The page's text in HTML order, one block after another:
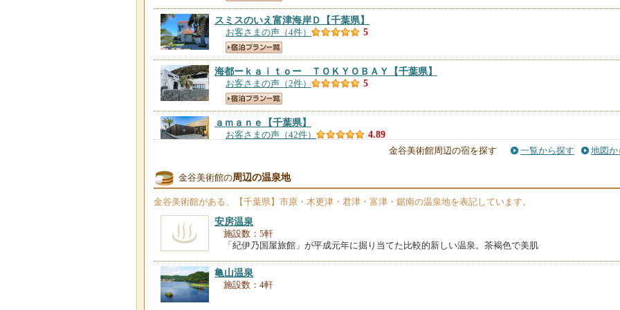
スミスのいえ富津海岸Ｄ 【千葉県】
お客さまの声（4件） 5
海都ーｋａｉｔｏー ＴＯＫＹＯＢＡＹ 【千葉県】
お客さまの声（2件） 5
ａｍａｎｅ 【千葉県】
お客さまの声（42件） 4.89
今井旅館【千葉県】
お客さまの声（25件）
ＢＡＹＳＩＤＥ ＫＡＮＡＹＡ（ベイサイド金谷）
お客さまの声（206件）
鋸南 ＢＡＳＥ ＲＥＳＯＲＴ
お客さまの声（39件）
金谷美術館周辺の宿を探す 一覧から探す 地図か
金谷美術館の周辺の温泉地
金谷美術館がある、【千葉県】市原・木更津・君津・富津・鋸南の温泉地を表記しています。
安房温泉
施設数：5軒
「紀伊乃国屋旅館」が平成元年に掘り当てた比較的新しい温泉。茶褐色で美肌
亀山温泉
施設数：4軒